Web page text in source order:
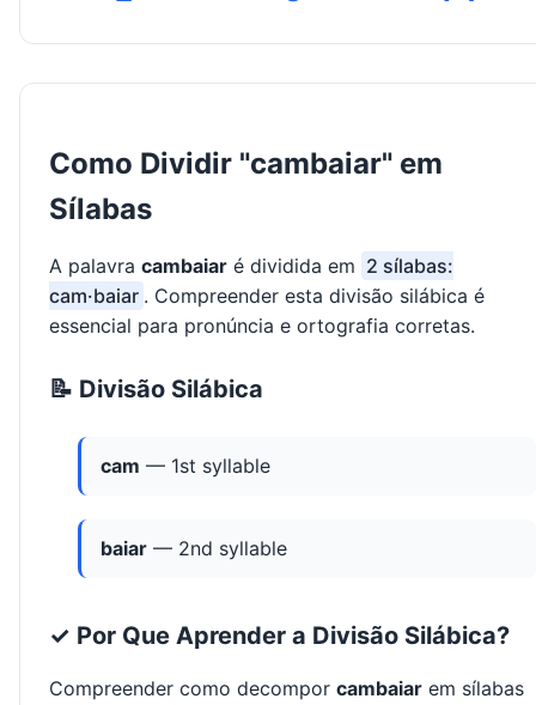
Como Dividir "cambaiar" em
Sílabas
A palavra cambaiar é dividida em 2 sílabas:
cam·baiar . Compreender esta divisão silábica é
essencial para pronúncia e ortografia corretas.
📝 Divisão Silábica
cam — 1st syllable
baiar — 2nd syllable
✓ Por Que Aprender a Divisão Silábica?
Compreender como decompor cambaiar em sílabas